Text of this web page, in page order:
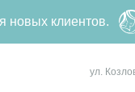
ул.
Александритовая